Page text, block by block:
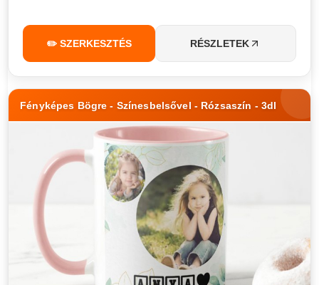
✏️ SZERKESZTÉS RÉSZLETEK
Fényképes Bögre - Színesbelsővel - Rózsaszín - 3dl